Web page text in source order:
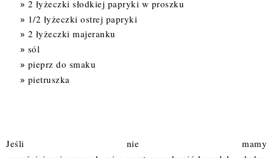
2 łyżeczki słodkiej papryki w proszku
1/2 łyżeczki ostrej papryki
2 łyżeczki majeranku
sól
pieprz do smaku
pietruszka
Jeśli nie mamy